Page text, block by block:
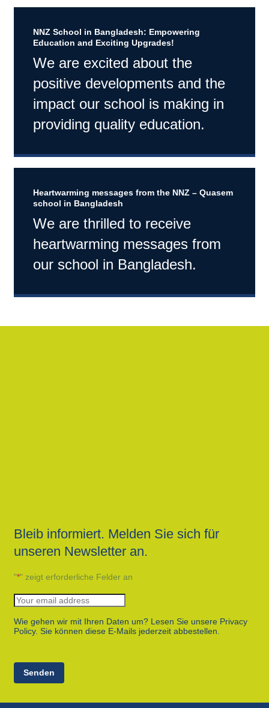
NNZ School in Bangladesh: Empowering
Education and Exciting Upgrades!
We are excited about the
positive developments and the
impact our school is making in
providing quality education.
Heartwarming messages from the NNZ – Quasem
school in Bangladesh
We are thrilled to receive
heartwarming messages from
our school in Bangladesh.
Bleib informiert. Melden Sie sich für
unseren Newsletter an.
"*" zeigt erforderliche Felder an
Wie gehen wir mit Ihren Daten um? Lesen Sie unsere Privacy
Policy. Sie können diese E-Mails jederzeit abbestellen.
Senden